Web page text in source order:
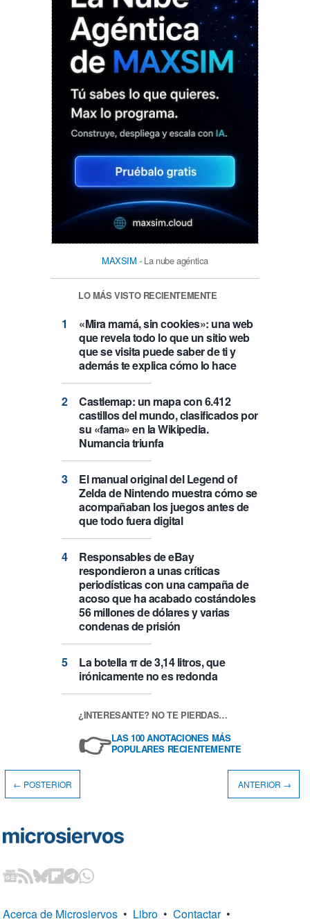
MAXSIM - La nube agéntica
LO MÁS VISTO RECIENTEMENTE
«Mira mamá, sin cookies»: una web
que revela todo lo que un sitio web
que se visita puede saber de ti y
además te explica cómo lo hace
Castlemap: un mapa con 6.412
castillos del mundo, clasificados por
su «fama» en la Wikipedia.
Numancia triunfa
El manual original del Legend of
Zelda de Nintendo muestra cómo se
acompañaban los juegos antes de
que todo fuera digital
Responsables de eBay
respondieron a unas críticas
periodísticas con una campaña de
acoso que ha acabado costándoles
56 millones de dólares y varias
condenas de prisión
La botella π de 3,14 litros, que
irónicamente no es redonda
¿INTERESANTE? NO TE PIERDAS…
👉LAS 100 ANOTACIONES MÁS
POPULARES RECIENTEMENTE
← POSTERIOR ANTERIOR →
Acerca de Microsiervos • Libro • Contactar •